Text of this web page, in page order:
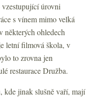
úrovni
s vínem mimo velká
některých ohledech
letní filmová škola, v
to zrovna jen
restaurace Družba.
kde jinak slušně vaří, mají